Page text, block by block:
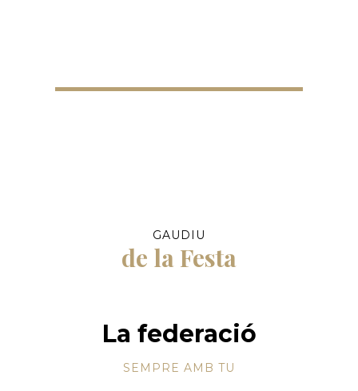
GAUDIU
de la Festa
La federació
SEMPRE AMB TU